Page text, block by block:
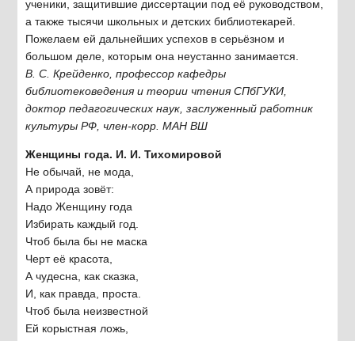
ученики, защитившие диссертации под её руководством,
а также тысячи школьных и детских библиотекарей.
Пожелаем ей дальнейших успехов в серьёзном и
большом деле, которым она неустанно занимается.
В. С. Крейденко, профессор кафедры
библиотековедения и теории чтения СПбГУКИ,
доктор педагогических наук, заслуженный работник
культуры РФ, член-корр. МАН ВШ
Женщины года. И. И. Тихомировой
Не обычай, не мода,
А природа зовёт:
Надо Женщину года
Избирать каждый год.
Чтоб была бы не маска
Черт её красота,
А чудесна, как сказка,
И, как правда, проста.
Чтоб была неизвестной
Ей корыстная ложь,